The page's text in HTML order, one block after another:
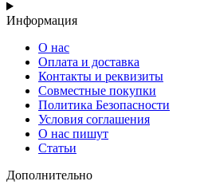
Информация
О нас
Оплата и доставка
Контакты и реквизиты
Совместные покупки
Политика Безопасности
Условия соглашения
О нас пишут
Статьи
Дополнительно